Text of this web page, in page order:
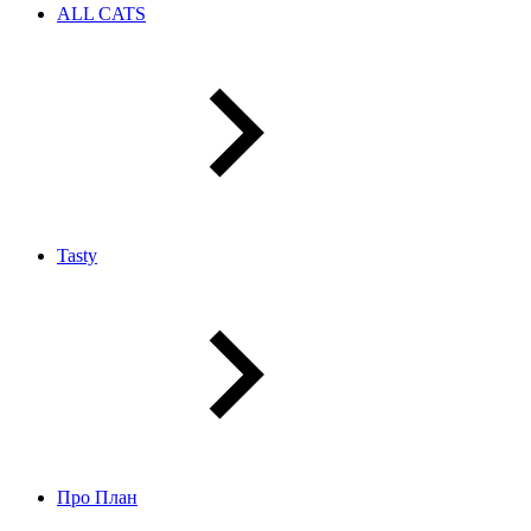
ALL CATS
Tasty
Про План